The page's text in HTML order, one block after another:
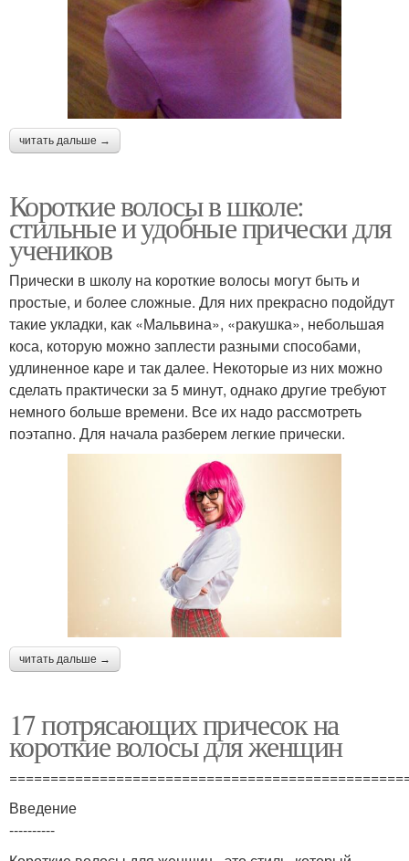
читать дальше →
Короткие волосы в школе:
стильные и удобные прически для
учеников
Прически в школу на короткие волосы могут быть и
простые, и более сложные. Для них прекрасно подойдут
такие укладки, как «Мальвина», «ракушка», небольшая
коса, которую можно заплести разными способами,
удлиненное каре и так далее. Некоторые из них можно
сделать практически за 5 минут, однако другие требуют
немного больше времени. Все их надо рассмотреть
поэтапно. Для начала разберем легкие прически.
читать дальше →
17 потрясающих причесок на
короткие волосы для женщин
Введение
----------